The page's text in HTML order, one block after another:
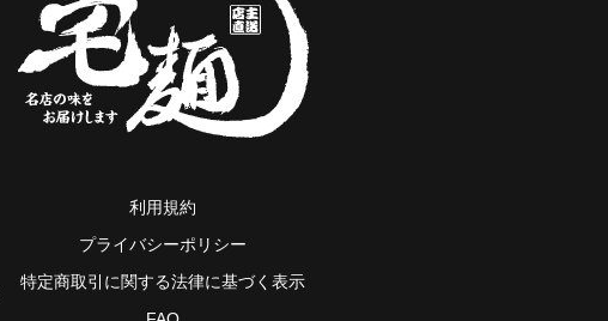
利用規約
プライバシーポリシー
特定商取引に関する法律に基づく表示